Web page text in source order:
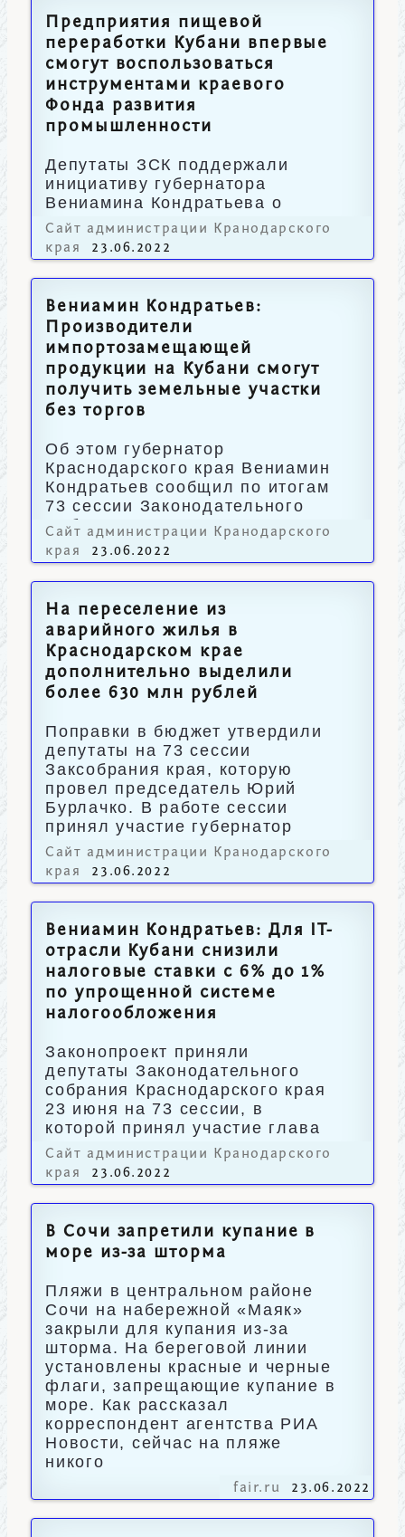
Предприятия пищевой
переработки Кубани впервые
смогут воспользоваться
инструментами краевого
Фонда развития
промышленности
Депутаты ЗСК поддержали
инициативу губернатора
Вениамина Кондратьева о
докапитализации учреждения.
Сайт администрации Кранодарского
края
23.06.2022
Вениамин Кондратьев:
Производители
импортозамещающей
продукции на Кубани смогут
получить земельные участки
без торгов
Об этом губернатор
Краснодарского края Вениамин
Кондратьев сообщил по итогам
73 сессии Законодательного
Собрания региона.
Сайт администрации Кранодарского
края
23.06.2022
На переселение из
аварийного жилья в
Краснодарском крае
дополнительно выделили
более 630 млн рублей
Поправки в бюджет утвердили
депутаты на 73 сессии
Заксобрания края, которую
провел председатель Юрий
Бурлачко. В работе сессии
принял участие губернатор
Вениамин Кондратьев.
Сайт администрации Кранодарского
края
23.06.2022
Вениамин Кондратьев: Для IT-
отрасли Кубани снизили
налоговые ставки с 6% до 1%
по упрощенной системе
налогообложения
Законопроект приняли
депутаты Законодательного
собрания Краснодарского края
23 июня на 73 сессии, в
которой принял участие глава
региона Вениамин Кондратьев.
Сайт администрации Кранодарского
края
23.06.2022
В Сочи запретили купание в
море из-за шторма
Пляжи в центральном районе
Сочи на набережной «Маяк»
закрыли для купания из-за
шторма. На береговой линии
установлены красные и черные
флаги, запрещающие купание в
море. Как рассказал
корреспондент агентства РИА
Новости, сейчас на пляже
никого
fair.ru 23.06.2022